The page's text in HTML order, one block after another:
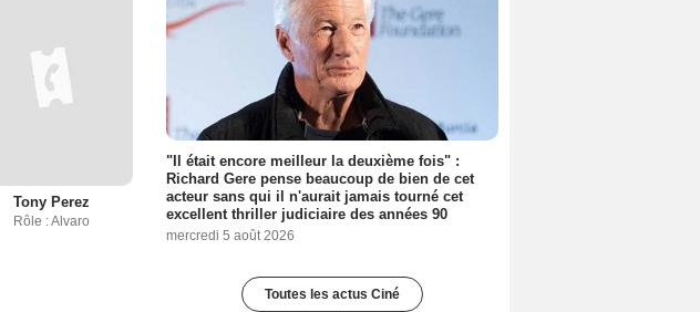
Tony Perez
Rôle : Alvaro
"Il était encore meilleur la deuxième fois" :
Richard Gere pense beaucoup de bien de cet
acteur sans qui il n'aurait jamais tourné cet
excellent thriller judiciaire des années 90
mercredi 5 août 2026
Toutes les actus Ciné